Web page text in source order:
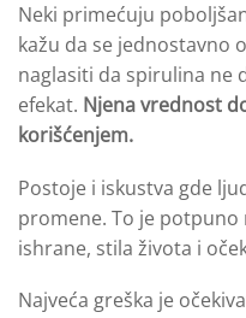
Neki primećuju
kažu da se jednostavno
naglasiti da spirulina ne
efekat. Njena vrednost
korišćenjem.
Postoje i iskustva gde
promene. To je potpuno
ishrane, stila života i
Najveća greška je